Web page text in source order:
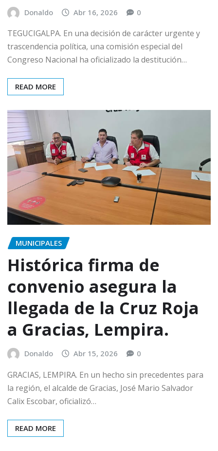
Donaldo Abr 16, 2026 0
TEGUCIGALPA. En una decisión de carácter urgente y
trascendencia política, una comisión especial del
Congreso Nacional ha oficializado la destitución…
READ MORE
MUNICIPALES
Histórica firma de
convenio asegura la
llegada de la Cruz Roja
a Gracias, Lempira.
Donaldo Abr 15, 2026 0
GRACIAS, LEMPIRA. En un hecho sin precedentes para
la región, el alcalde de Gracias, José Mario Salvador
Calix Escobar, oficializó…
READ MORE